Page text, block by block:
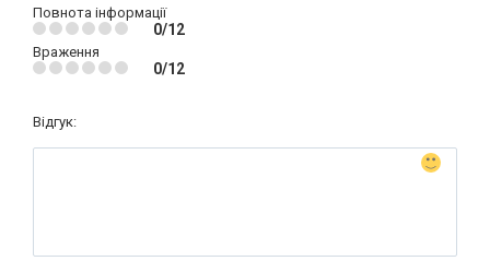
Повнота інформації
0/12
Враження
0/12
Відгук: